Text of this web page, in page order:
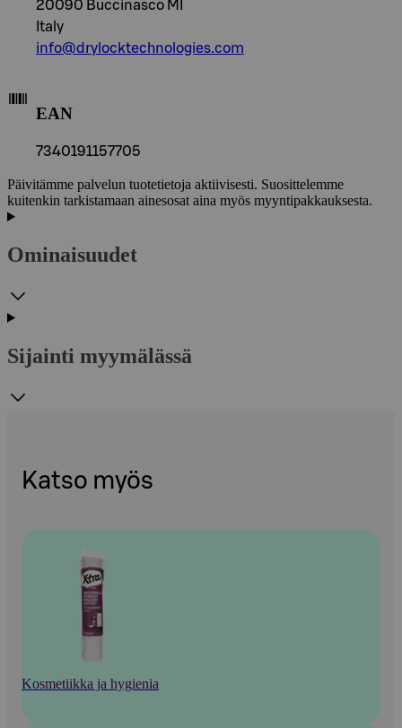
20090 Buccinasco MI
Italy
info@drylocktechnologies.com
EAN
7340191157705
Päivitämme palvelun tuotetietoja aktiivisesti. Suosittelemme
kuitenkin tarkistamaan ainesosat aina myös myyntipakkauksesta.
Ominaisuudet
Sijainti myymälässä
Katso myös
Kosmetiikka ja hygienia